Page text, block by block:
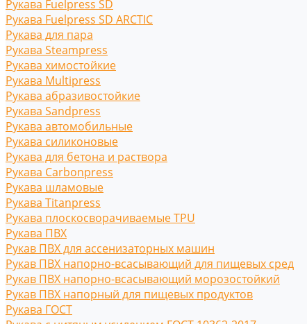
Рукава Fuelpress SD
Рукава Fuelpress SD ARCTIC
Рукава для пара
Рукава Steampress
Рукава химостойкие
Рукава Multipress
Рукава абразивостойкие
Рукава Sandpress
Рукава автомобильные
Рукава силиконовые
Рукава для бетона и раствора
Рукава Carbonpress
Рукава шламовые
Рукава Titanpress
Рукава плоскосворачиваемые TPU
Рукава ПВХ
Рукав ПВХ для ассенизаторных машин
Рукав ПВХ напорно-всасывающий для пищевых сред
Рукав ПВХ напорно-всасывающий морозостойкий
Рукав ПВХ напорный для пищевых продуктов
Рукава ГОСТ